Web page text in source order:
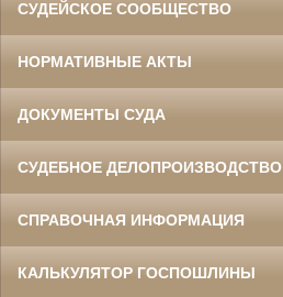
СУДЕЙСКОЕ СООБЩЕСТВО
НОРМАТИВНЫЕ АКТЫ
ДОКУМЕНТЫ СУДА
СУДЕБНОЕ ДЕЛОПРОИЗВОДСТВО
СПРАВОЧНАЯ ИНФОРМАЦИЯ
КАЛЬКУЛЯТОР ГОСПОШЛИНЫ